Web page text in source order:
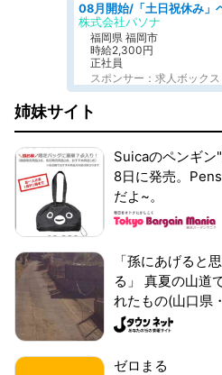
株式会社パソナ
福岡県 福岡市
時給2,300円
正社員
スポンサー：求人ボックス
姉妹サイト
Suicaのペンギン
8日に発売。
だよ~。
「孫にあげると
る」 真夏の山道
れたもの(山口県
ゼロまる